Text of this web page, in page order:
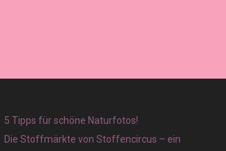
5 Tipps für schöne Naturfotos!
Die Stoffmärkte von Stoffencircus – ein